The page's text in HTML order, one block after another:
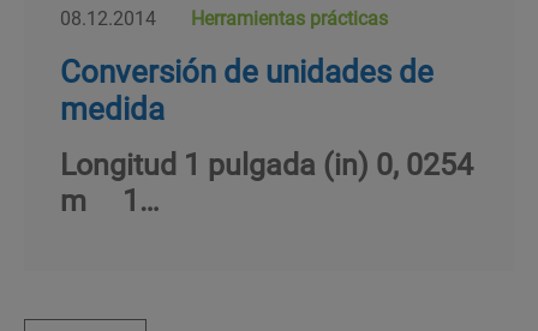
08.12.2014 Herramientas prácticas
Conversión de unidades de
medida
Longitud 1 pulgada (in) 0, 0254
m 1…